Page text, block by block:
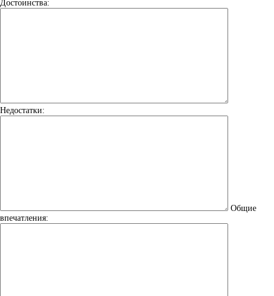
Достоинства:
Недостатки:
Общие
впечатления: